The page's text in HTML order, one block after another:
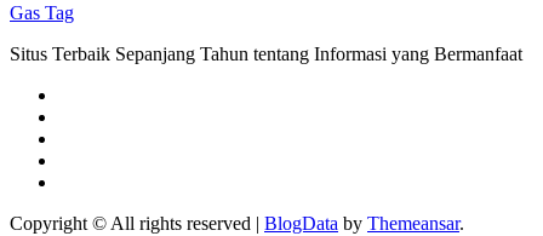
Gas Tag
Situs Terbaik Sepanjang Tahun tentang Informasi yang Bermanfaat
Copyright © All rights reserved | BlogData by Themeansar.